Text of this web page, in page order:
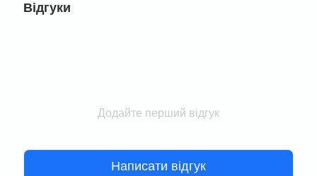
Відгуки
Додайте перший відгук
Написати відгук